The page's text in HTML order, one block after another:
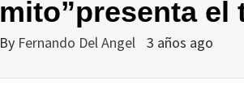
mito”presenta
By Fernando Del Angel 3 años ago